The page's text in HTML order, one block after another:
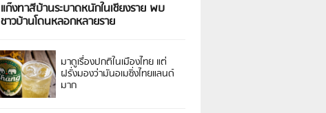
แก๊งทาสีบ้านระบาดหนักในเชียงราย พบ
ชาวบ้านโดนหลอกหลายราย
มาดูเรื่องปกติในเมืองไทย แต่
ฝรั่งมองว่ามันอเมซิ่งไทยแลนด์
มาก